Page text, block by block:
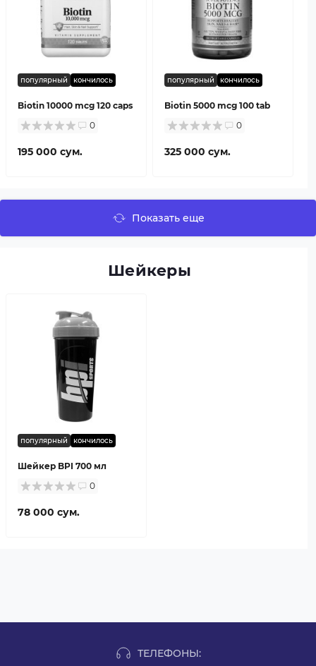
популярный кончилось
Biotin 10000 mcg 120 caps
0
195 000 сум.
популярный кончилось
Biotin 5000 mcg 100 tab
0
325 000 сум.
Показать еще
Шейкеры
популярный кончилось
Шейкер BPI 700 мл
0
78 000 сум.
ТЕЛЕФОНЫ: